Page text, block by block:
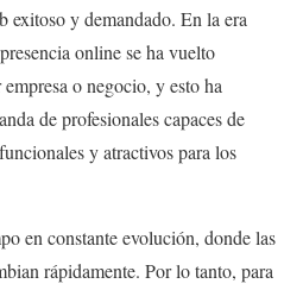
exitoso y demandado. En la era
online se ha vuelto
o negocio, y esto ha
de profesionales capaces de
y atractivos para los
en constante evolución, donde las
rápidamente. Por lo tanto, para